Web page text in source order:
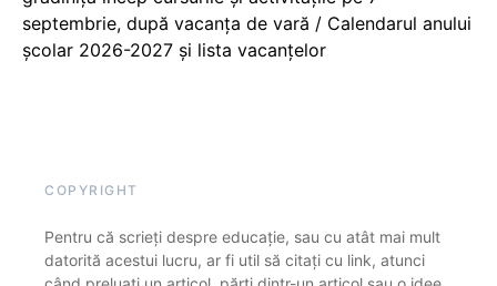
septembrie, după vacanța de vară / Calendarul anului
școlar 2026-2027 și lista vacanțelor
COPYRIGHT
Pentru că scrieți despre educație, sau cu atât mai mult
datorită acestui lucru, ar fi util să citați cu link, atunci